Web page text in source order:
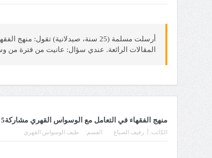
المقالات الرائعة. عندي سؤال: عانيت من فترة
منهج الفقهاء في التعامل مع الوسواس القهري مشاركة5
الكاتب: أ. رفيف الصباغ القسم: طيف الوسواس القهري